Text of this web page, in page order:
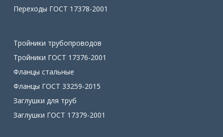
Переходы ГОСТ 17378-2001
Тройники трубопроводов
Тройники ГОСТ 17376-2001
Фланцы стальные
Фланцы ГОСТ 33259-2015
Заглушки для труб
Заглушки ГОСТ 17379-2001